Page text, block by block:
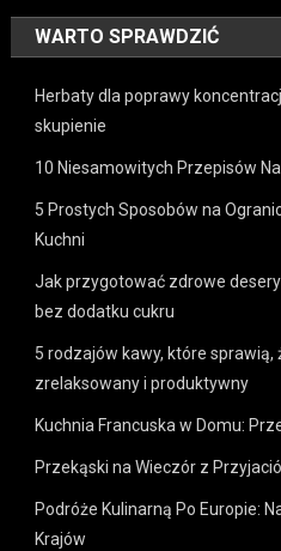
WARTO SPRAWDZIĆ
Herbaty dla poprawy
skupienie
10 Niesamowitych Przepisów
5 Prostych Sposobów na
Kuchni
Jak przygotować zdrowe
bez dodatku cukru
5 rodzajów kawy, które sprawią,
zrelaksowany i produktywny
Kuchnia Francuska w Domu:
Przekąski na Wieczór z
Podróże Kulinarną Po Europie:
Krajów